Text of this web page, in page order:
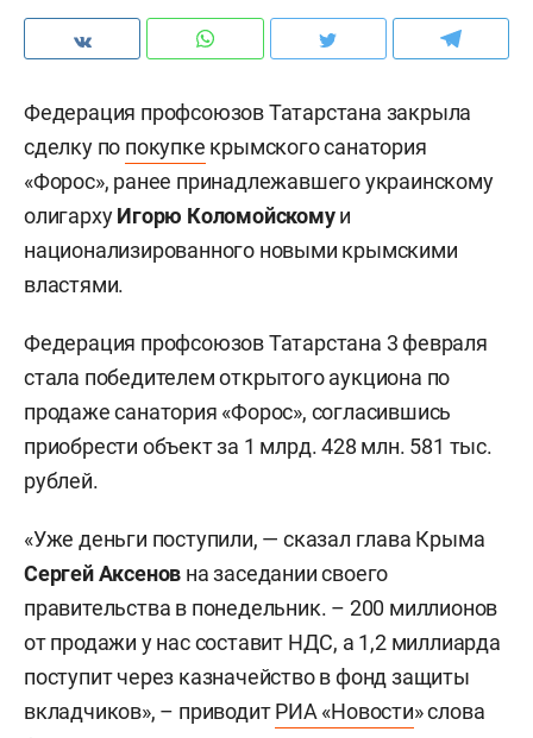
Федерация профсоюзов Татарстана закрыла
сделку по покупке крымского санатория
«Форос», ранее принадлежавшего украинскому
олигархуИгорю Коломойскомуи
национализированного новыми крымскими
властями.
Федерация профсоюзов Татарстана 3 февраля
стала победителем открытого аукциона по
продаже санатория «Форос», согласившись
приобрести объект за 1 млрд. 428 млн. 581 тыс.
рублей.
«Уже деньги поступили, — сказал глава Крыма
Сергей Аксенов на заседании своего
правительства в понедельник. – 200 миллионов
от продажи у нас составит НДС, а 1,2 миллиарда
поступит через казначейство в фонд защиты
вкладчиков», – приводитРИА «Новости» слова